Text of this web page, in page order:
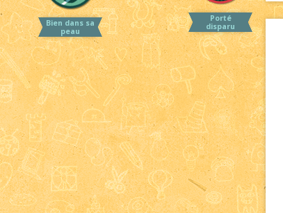
Porté
disparu
Bien dans sa
peau